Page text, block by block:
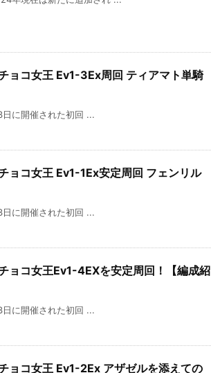
ョコ女王 Ev1-3Ex周回 ティアマト単騎
に開催された初回 ...
ョコ女王 Ev1-1Ex安定周回 フェンリル
に開催された初回 ...
ョコ女王Ev1-4EXを安定周回！【編成紹
に開催された初回 ...
ョコ女王 Ev1-2Ex アザゼルを添えての